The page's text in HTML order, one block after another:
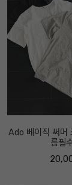
Ado 베이직 써머
름필